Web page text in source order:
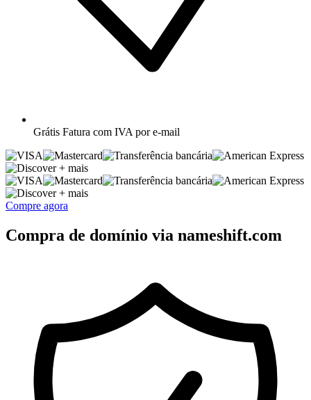
Grátis Fatura com IVA por e-mail
+ mais
+ mais
Compre agora
Compra de domínio via nameshift.com